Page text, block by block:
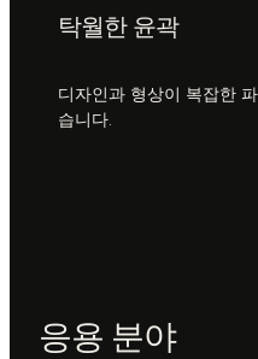
탁월한 윤곽
디자인과 형상이 복잡한
습니다.
응용 분야